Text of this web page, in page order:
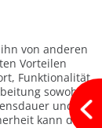
von anderen
Vorteilen
Funktionalität
sowohl
und
kann der